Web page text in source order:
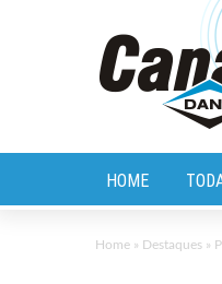
HOME
Home » Destaques »